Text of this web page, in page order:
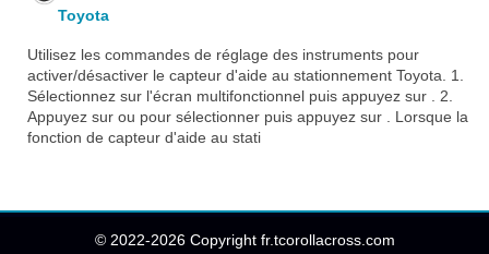
Toyota
Utilisez les commandes de réglage des instruments pour
activer/désactiver le capteur d'aide au stationnement Toyota. 1.
Sélectionnez sur l'écran multifonctionnel puis appuyez sur . 2.
Appuyez sur ou pour sélectionner puis appuyez sur . Lorsque la
fonction de capteur d'aide au stati
© 2022-2026 Copyright fr.tcorollacross.com